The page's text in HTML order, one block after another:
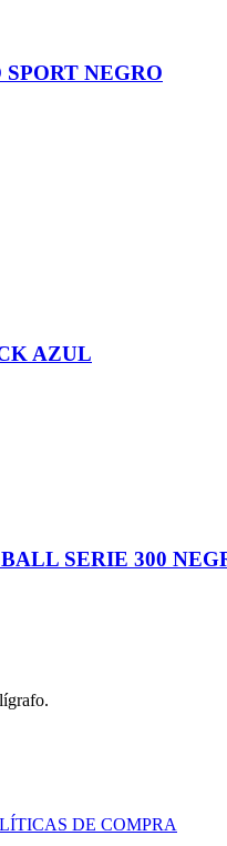
NEGRO
AZUL
SERIE 300
DE COMPRA